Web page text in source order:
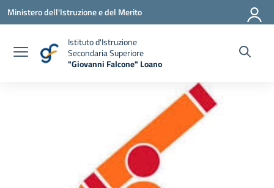
Vai ai contenuti
Vai al menu di navigazione
Vai al footer
Ministero dell'Istruzione e del Merito
Istituto d'Istruzione
Secondaria Superiore
"Giovanni Falcone" Loano